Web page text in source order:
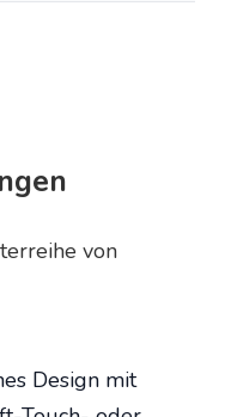
von
Design mit